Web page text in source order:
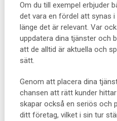
Om du till exempel erbjuder
det vara en fördel att synas
länge det är relevant. Var
uppdatera dina tjänster och
att de alltid är aktuella och
sätt.
Genom att placera dina
chansen att rätt kunder
skapar också en seriös och
ditt företag, vilket i sin tur